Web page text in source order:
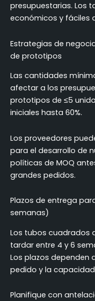
presupuestarias. Los
económicos y fáciles
Estrategias de
de prototipos
Las cantidades
afectar a los
prototipos de ≤5
iniciales hasta 60%.
Los proveedores
para el desarrollo de
políticas de MOQ
grandes pedidos.
Plazos de entrega
semanas)
Los tubos cuadrados
tardar entre 4 y 6
Los plazos dependen
pedido y la
Planifique con